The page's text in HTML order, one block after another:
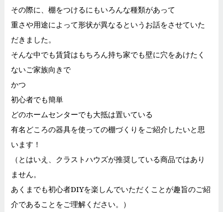
その際に、棚をつけるにもいろんな種類があって
重さや用途によって形状が異なるというお話をさせていた
だきました。
そんな中でも賃貸はもちろん持ち家でも壁に穴をあけたく
ないご家族向きで
かつ
初心者でも簡単
どのホームセンターでも大抵は置いている
有名どころの器具を使っての棚づくりをご紹介したいと思
います！
（とはいえ、クラストハウズが推奨している商品ではあり
ません。
あくまでも初心者DIYを楽しんでいただくことが趣旨のご紹
介であることをご理解ください。）